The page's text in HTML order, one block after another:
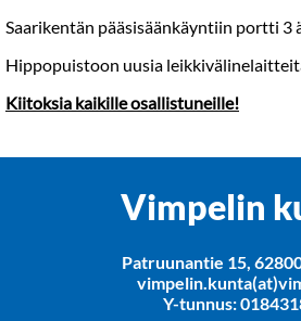
Saarikentän pääsisäänkäyntiin portti 3
Hippopuistoon uusia
Kiitoksia kaikille osallistuneille!
Vimpelin
Patruunantie 15,
Y-tunnus: